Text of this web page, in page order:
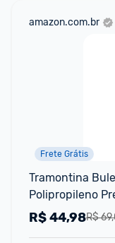
amazon.com.br
Frete Grátis
Tramontina
Polipropileno
L
R$
R$44,98